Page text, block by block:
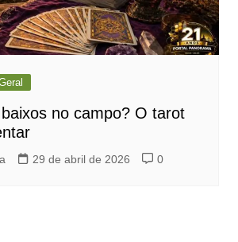
no campo? O tarot
29 de abril de 2026 0